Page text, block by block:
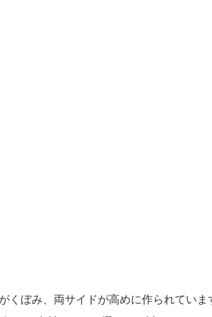
ぼみ、両サイドが高めに作られていま